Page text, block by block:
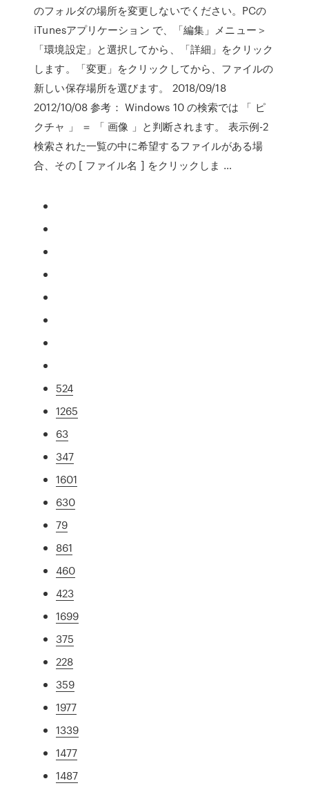
のフォルダの場所を変更しないでください。PCの
iTunesアプリケーション で、「編集」メニュー＞
「環境設定」と選択してから、「詳細」をクリック
します。「変更」をクリックしてから、ファイルの
新しい保存場所を選びます。 2018/09/18
2012/10/08 参考： Windows 10 の検索では 「 ピ
クチャ 」 ＝ 「 画像 」と判断されます。 表示例-2
検索された一覧の中に希望するファイルがある場
合、その [ ファイル名 ] をクリックしま …
524
1265
63
347
1601
630
79
861
460
423
1699
375
228
359
1977
1339
1477
1487